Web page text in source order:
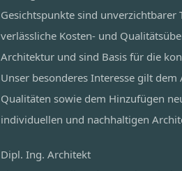
Gesichtspunkte sind unverzichtbarer
verlässliche Kosten- und
Architektur und sind Basis für die
Unser besonderes Interesse gilt
Qualitäten sowie dem Hinzufügen
individuellen und nachhaltigen
Dipl. Ing. Architekt